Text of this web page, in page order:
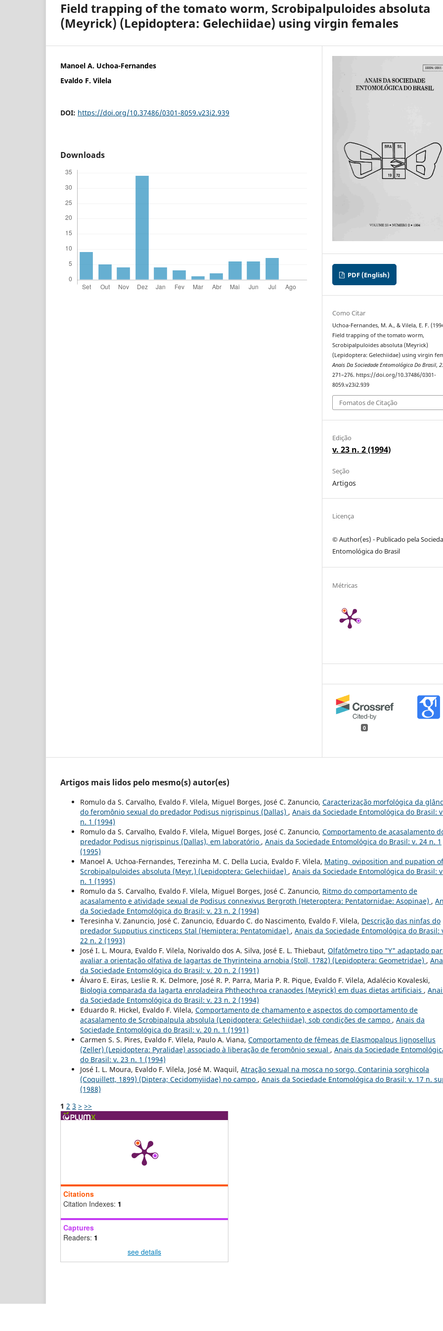
Field trapping of the tomato worm, Scrobipalpuloides absoluta
(Meyrick) (Lepidoptera: Gelechiidae) using virgin females
Manoel A. Uchoa-Fernandes
Evaldo F. Vilela
DOI: https://doi.org/10.37486/0301-8059.v23i2.939
Downloads
PDF (English)
Como Citar
Uchoa-Fernandes, M. A., & Vilela, E. F.
Field trapping of the tomato worm,
Scrobipalpuloides absoluta (Meyrick)
(Lepidoptera: Gelechiidae) using virgin
Anais Da Sociedade Entomológica Do Brasil,
271–276. https://doi.org/10.37486/0301-
8059.v23i2.939
Fomatos de Citação
Edição
v. 23 n. 2 (1994)
Seção
Artigos
Licença
© Author(es) - Publicado pela
Entomológica do Brasil
Métricas
0
Artigos mais lidos pelo mesmo(s) autor(es)
Romulo da S. Carvalho, Evaldo F. Vilela, Miguel Borges, José C. Zanuncio, Caracterização morfológica da
do feromônio sexual do predador Podisus nigrispinus (Dallas) , Anais da Sociedade Entomológica do Brasil:
n. 1 (1994)
Romulo da S. Carvalho, Evaldo F. Vilela, Miguel Borges, José C. Zanuncio, Comportamento de acasalamento
predador Podisus nigrispinus (Dallas), em laboratório , Anais da Sociedade Entomológica do Brasil: v. 24 n. 1
(1995)
Manoel A. Uchoa-Fernandes, Terezinha M. C. Della Lucia, Evaldo F. Vilela, Mating, oviposition and pupation of
Scrobipalpuloides absoluta (Meyr.) (Lepidoptera: Gelechiidae) , Anais da Sociedade Entomológica do Brasil:
n. 1 (1995)
Romulo da S. Carvalho, Evaldo F. Vilela, Miguel Borges, José C. Zanuncio, Ritmo do comportamento de
acasalamento e atividade sexual de Podisus connexivus Bergroth (Heteroptera: Pentatornidae: Asopinae) ,
da Sociedade Entomológica do Brasil: v. 23 n. 2 (1994)
Teresinha V. Zanuncio, José C. Zanuncio, Eduardo C. do Nascimento, Evaldo F. Vilela, Descrição das ninfas do
predador Supputius cincticeps Stal (Hemiptera: Pentatomidae) , Anais da Sociedade Entomológica do Brasil:
22 n. 2 (1993)
José I. L. Moura, Evaldo F. Vilela, Norivaldo dos A. Silva, José E. L. Thiebaut, Olfatômetro tipo "Y" adaptado
avaliar a orientação olfativa de lagartas de Thyrinteina arnobia (Stoll, 1782) (Lepidoptera: Geometridae) ,
da Sociedade Entomológica do Brasil: v. 20 n. 2 (1991)
Álvaro E. Eiras, Leslie R. K. Delmore, José R. P. Parra, Maria P. R. Pique, Evaldo F. Vilela, Adalécio Kovaleski,
Biologia comparada da lagarta enroladeira Phtheochroa cranaodes (Meyrick) em duas dietas artificiais ,
da Sociedade Entomológica do Brasil: v. 23 n. 2 (1994)
Eduardo R. Hickel, Evaldo F. Vilela, Comportamento de chamamento e aspectos do comportamento de
acasalamento de Scrobipalpula absolula (Lepidoptera: Gelechiidae), sob condições de campo , Anais da
Sociedade Entomológica do Brasil: v. 20 n. 1 (1991)
Carmen S. S. Pires, Evaldo F. Vilela, Paulo A. Viana, Comportamento de fêmeas de Elasmopalpus lignosellus
(Zeller) (Lepidoptera: Pyralidae) associado à liberação de feromônio sexual , Anais da Sociedade
do Brasil: v. 23 n. 1 (1994)
José I. L. Moura, Evaldo F. Vilela, José M. Waquil, Atração sexual na mosca no sorgo, Contarinia sorghicola
(Coquillett, 1899) (Diptera; Cecidomyiidae) no campo , Anais da Sociedade Entomológica do Brasil: v. 17 n.
(1988)
1 2 3 > >>
Citations
Citation Indexes: 1
Captures
Readers: 1
see details